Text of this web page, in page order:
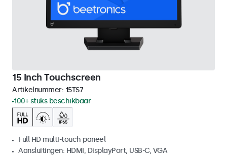
15 Inch Touchscreen
Artikelnummer: 15TS7
100+ stuks beschikbaar
Full HD multi-touch paneel
Aansluitingen: HDMI, DisplayPort, USB-C, VGA